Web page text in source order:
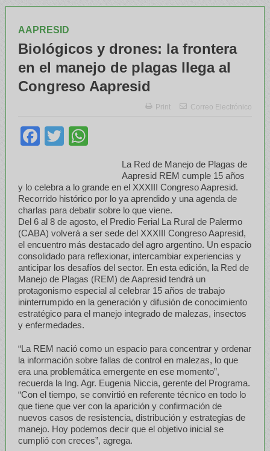
AAPRESID
Biológicos y drones: la frontera
en el manejo de plagas llega al
Congreso Aapresid
Print Correo Electrónico
Facebook
Twitter
La Red de Manejo de Plagas de
Aapresid REM cumple 15 años
y lo celebra a lo grande en el XXXIII Congreso Aapresid.
Recorrido histórico por lo ya aprendido y una agenda de
charlas para debatir sobre lo que viene.
Del 6 al 8 de agosto, el Predio Ferial La Rural de Palermo
(CABA) volverá a ser sede del XXXIII Congreso Aapresid,
el encuentro más destacado del agro argentino. Un espacio
consolidado para reflexionar, intercambiar experiencias y
anticipar los desafíos del sector. En esta edición, la Red de
Manejo de Plagas (REM) de Aapresid tendrá un
protagonismo especial al celebrar 15 años de trabajo
ininterrumpido en la generación y difusión de conocimiento
estratégico para el manejo integrado de malezas, insectos
y enfermedades.
“La REM nació como un espacio para concentrar y ordenar
la información sobre fallas de control en malezas, lo que
era una problemática emergente en ese momento”,
recuerda la Ing. Agr. Eugenia Niccia, gerente del Programa.
“Con el tiempo, se convirtió en referente técnico en todo lo
que tiene que ver con la aparición y confirmación de
nuevos casos de resistencia, distribución y estrategias de
manejo. Hoy podemos decir que el objetivo inicial se
cumplió con creces”, agrega.